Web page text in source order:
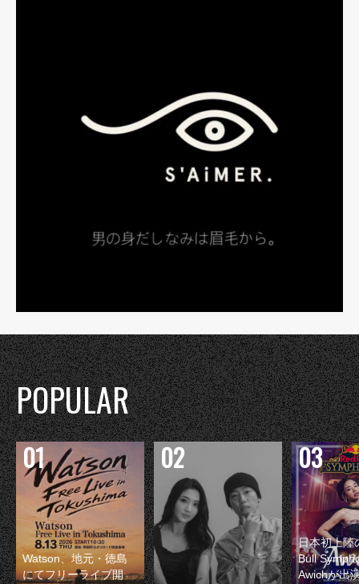
POPULAR
Watson、地元・徳島
にてフリーライブ開
日本初上陸
Bull
Awichが出